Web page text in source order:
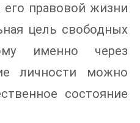
правовой жизни
цель свободных
именно через
личности можно
состояние